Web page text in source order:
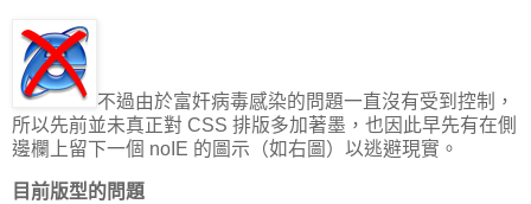
不過由於富奸病毒感染的問題一直沒有受到控制，
所以先前並未真正對 CSS 排版多加著墨，也因此早先有在側
邊欄上留下一個 noIE 的圖示（如右圖）以逃避現實。
目前版型的問題